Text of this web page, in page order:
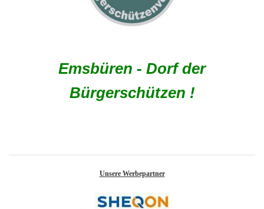
Emsbüren - Dorf der
Bürgerschützen !
Unsere Werbepartner